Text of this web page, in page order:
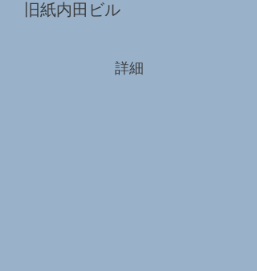
旧紙内田ビル
詳細